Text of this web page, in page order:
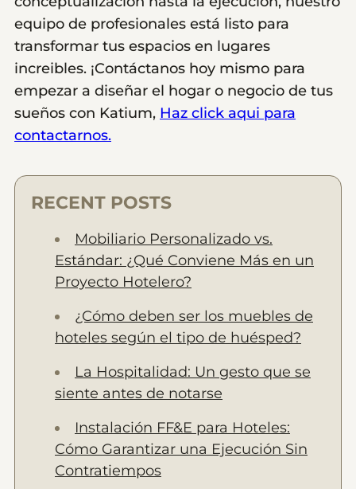
equipo de profesionales está listo para
transformar tus espacios en lugares
increibles. ¡Contáctanos hoy mismo para
empezar a diseñar el hogar o negocio de tus
sueños con Katium, Haz click aqui para
contactarnos.
RECENT POSTS
Mobiliario Personalizado vs.
Estándar: ¿Qué Conviene Más en un
Proyecto Hotelero?
¿Cómo deben ser los muebles de
hoteles según el tipo de huésped?
La Hospitalidad: Un gesto que se
siente antes de notarse
Instalación FF&E para Hoteles:
Cómo Garantizar una Ejecución Sin
Contratiempos